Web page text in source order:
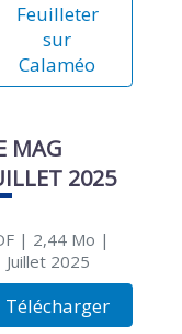
Feuilleter
sur
Calaméo
MAG
2025
| 2,44 Mo |
Juillet 2025
Télécharger